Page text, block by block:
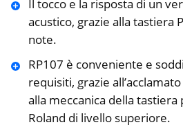
Il tocco e la risposta di un
acustico, grazie alla tastiera
note.
RP107 è conveniente e
requisiti, grazie
alla meccanica della
Roland di livello superiore.